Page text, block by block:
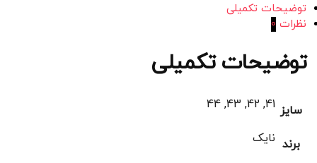
توضیحات تکمیلی
نظرات 0
توضیحات تکمیلی
سایز 41, 42, 43, 44
برند نایک